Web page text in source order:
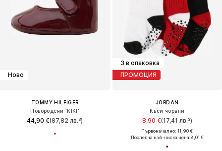
Ново
TOMMY HILFIGER
Новородени 'KIKI'
44,90 €(87,82 лв.³)
3 в опаковка
ПРОМОЦИЯ
JORDAN
Къси чорапи
8,90 €(17,41 лв.³)
Първоначално: 11,90 €
Последна най-ниска цена:8,01 €